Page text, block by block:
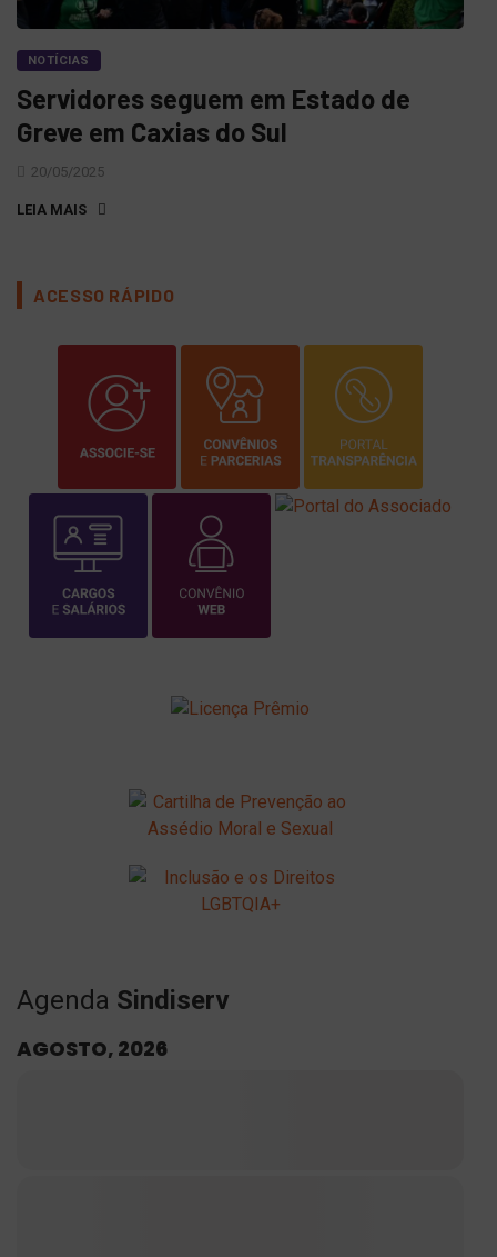
NOTÍCIAS
Servidores seguem em Estado de
Greve em Caxias do Sul
20/05/2025
LEIA MAIS
ACESSO RÁPIDO
Agenda Sindiserv
AGOSTO, 2026